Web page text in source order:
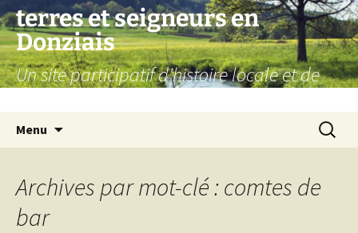
Aller
au
contenu
terres et seigneurs en
Donziais
Un site participatif d'histoire locale et de
Menu
Archives par mot-clé : comtes de
bar